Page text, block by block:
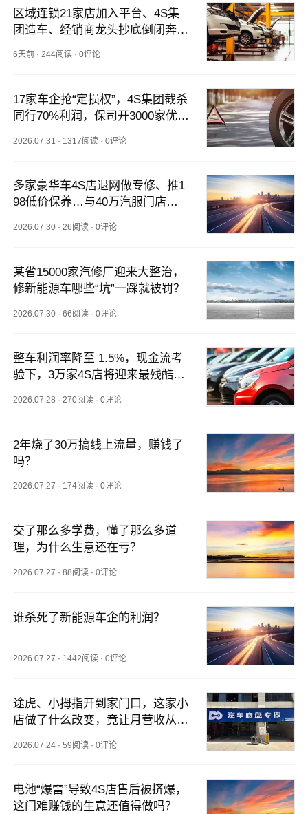
区域连锁21家店加入平台、4S集
团造车、经销商龙头抄底倒闭奔驰
6天前 ·244阅读 ·0评论
17家车企抢“定损权”，4S集团截杀
同行70%利润，保司开3000家优选
2026.07.31 · 1317阅读 ·0评论
多家豪华车4S店退网做专修、推1
98低价保养…与40万汽服门店贴
2026.07.30 ·26阅读 ·0评论
某省15000家汽修厂迎来大整治，
修新能源车哪些“坑”一踩就被罚？
2026.07.30 ·66阅读 ·0评论
整车利润率降至 1.5%，现金流考
验下，3万家4S店将迎来最残酷洗
2026.07.28 ·270阅读 ·0评论
2年烧了30万搞线上流量，赚钱了
吗？
2026.07.27 · 174阅读 ·0评论
交了那么多学费，懂了那么多道
理，为什么生意还在亏？
2026.07.27 ·88阅读 ·0评论
谁杀死了新能源车企的利润？
2026.07.27 · 1442阅读 ·0评论
途虎、小拇指开到家门口，这家小
店做了什么改变，竟让月营收从12
2026.07.24 ·59阅读 ·0评论
电池“爆雷”导致4S店售后被挤爆，
这门难赚钱的生意还值得做吗？